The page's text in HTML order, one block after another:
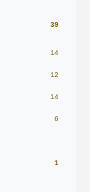
39
14
12
14
6
1